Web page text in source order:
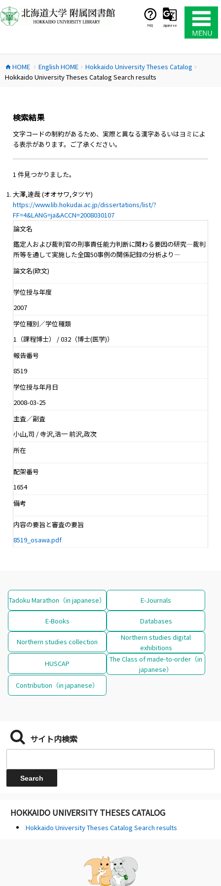
ン
テ
ス
キ
FAQ Japanese
home HOME chevron_right English HOMEchevron_right Hokkaido University Theses Catalog chevron_right
Hokkaido University Theses Catalog Search results
検索結果
文字コードの制約があるため、実際と異なる漢字あるいはヨミによ
る表示があります。ご了承ください。
1 件見つかりました。
大澤,達哉 (オオサワ,タツヤ)
https://www.lib.hokudai.ac.jp/dissertations/list/?
FF=4&LANG=ja&ACCN=2008030107
論文名
鑑定人および裁判官の刑事責任能力判断に関わる要因の研究―裁判
所等を通して実施した全国50事例の関係記録の分析より―
論文名(欧文)
学位授与年度
2007
学位種別／学位種類
1（課程博士） / 032（博士(医学)）
報告番号
8519
学位授与年月日
2008-03-25
主査／副査
小山,司 / 寺沢,浩一 前沢,政次
所在
配架番号
1654
備考
内容の要旨と審査の要旨
8519_osawa.pdf
Tadoku Marathon（in japanese） E-Journals
E-Books Databases
Northern studies collection
Northern studies digital
exhibitions
HUSCAP
The Class of made-to-order（in
japanese）
Contribution（in japanese）
サイト内検索
HOKKAIDO UNIVERSITY THESES CATALOG
Hokkaido University Theses Catalog Search results